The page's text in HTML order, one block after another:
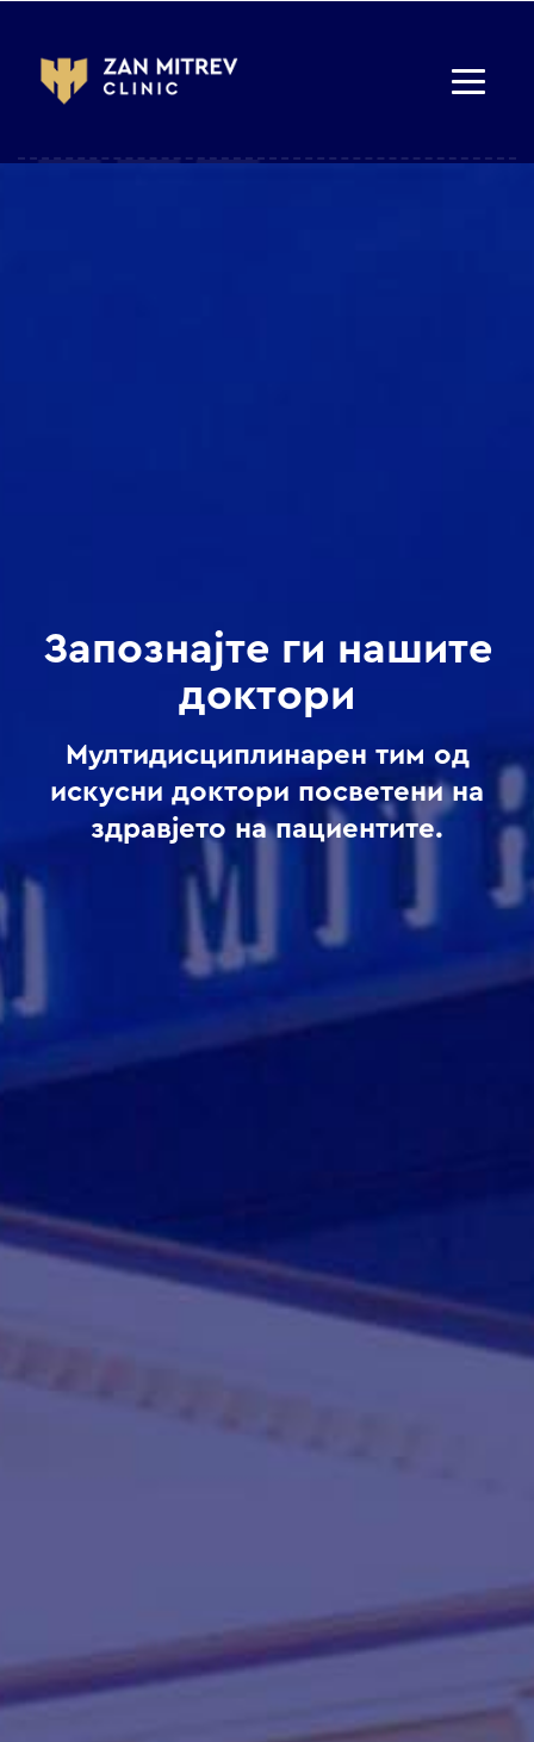
Запознајте ги нашите
доктори
Мултидисциплинарен тим од
искусни доктори посветени на
здравјето на пациентите.